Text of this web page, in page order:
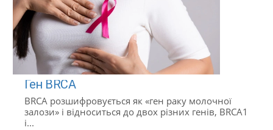
Ген BRCA
BRCA розшифровується як «ген раку молочної
залози» і відноситься до двох різних генів, BRCA1
і...